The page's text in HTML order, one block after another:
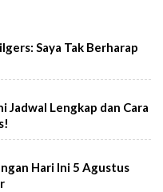
Saya Tak Berharap
Jadwal Lengkap dan Cara
Hari Ini 5 Agustus